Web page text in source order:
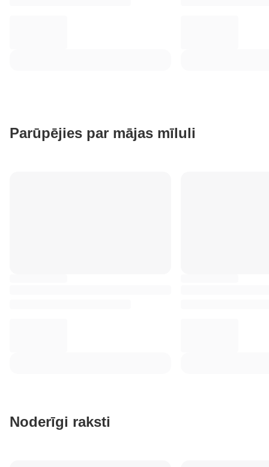
Parūpējies par mājas mīluli
Noderīgi raksti